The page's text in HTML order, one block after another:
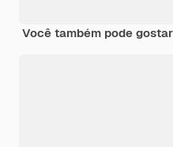
Você também pode